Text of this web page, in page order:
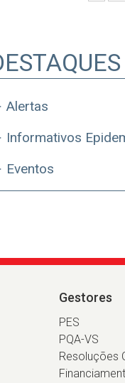
Alertas
Informativos
Eventos
Gestores
PES
PQA-VS
Resoluções